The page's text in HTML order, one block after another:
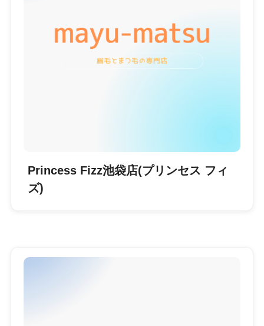
Princess Fizz池袋店(プリンセス フィ
ズ)